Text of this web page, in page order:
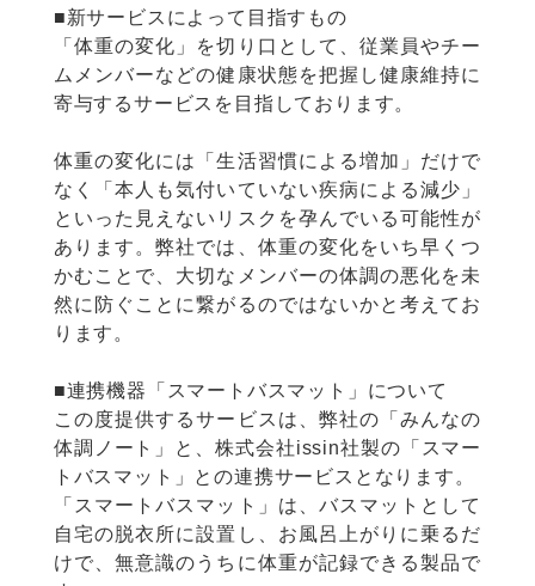
‍■新サービスによって目指すもの
「体重の変化」を切り口として、従業員やチー
ムメンバーなどの健康状態を把握し健康維持に
寄与するサービスを目指しております。
体重の変化には「生活習慣による増加」だけで
なく「本人も気付いていない疾病による減少」
といった見えないリスクを孕んでいる可能性が
あります。弊社では、体重の変化をいち早くつ
かむことで、大切なメンバーの体調の悪化を未
然に防ぐことに繋がるのではないかと考えてお
ります。
■連携機器「スマートバスマット」について
この度提供するサービスは、弊社の「みんなの
体調ノート」と、株式会社issin社製の「スマー
トバスマット」との連携サービスとなります。
「スマートバスマット」は、バスマットとして
自宅の脱衣所に設置し、お風呂上がりに乗るだ
けで、無意識のうちに体重が記録できる製品で